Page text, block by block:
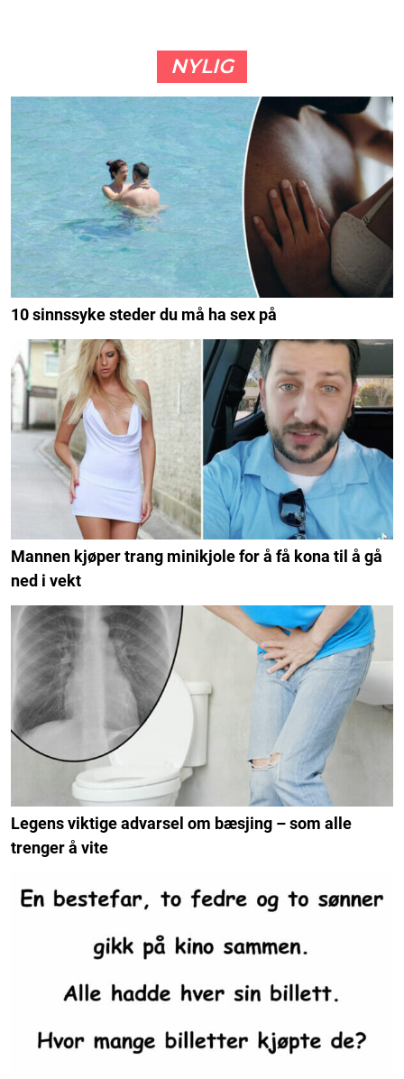
NYLIG
10 sinnssyke steder du må ha sex på
Mannen kjøper trang minikjole for å få kona til å gå
ned i vekt
Legens viktige advarsel om bæsjing – som alle
trenger å vite